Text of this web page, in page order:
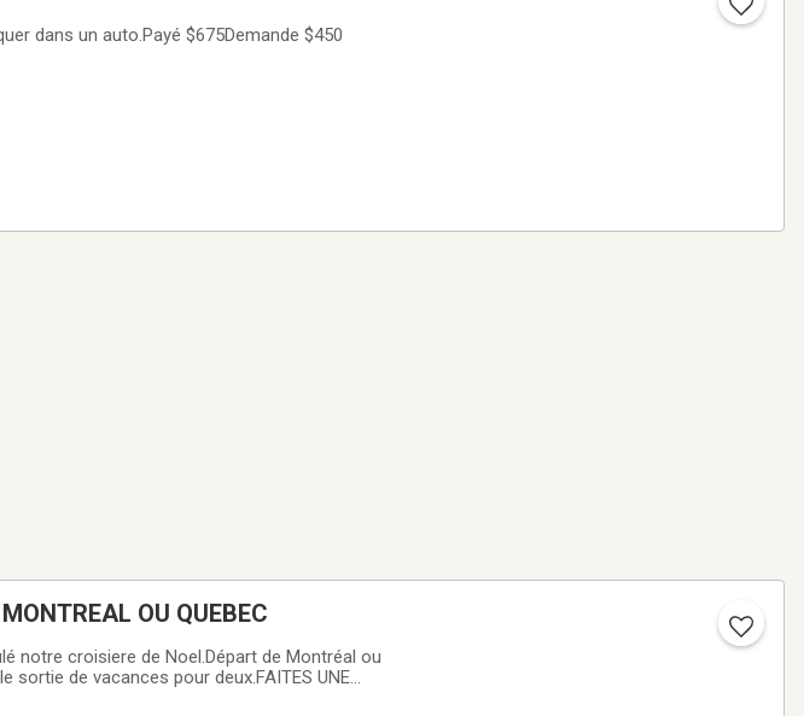
dans un auto.Payé $675Demande $450
OU QUEBEC
notre croisiere de Noel.Départ de Montréal ou
sortie de vacances pour deux.FAITES UNE